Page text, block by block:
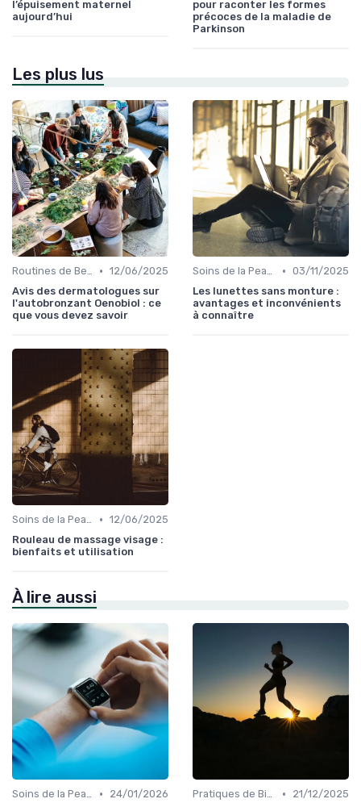
l’épuisement maternel
aujourd’hui
pour raconter les formes
précoces de la maladie de
Parkinson
Les plus lus
Routines de Beauté et Soins • 12/06/2025
Avis des dermatologues sur
l'autobronzant Oenobiol : ce
que vous devez savoir
Soins de la Peau Naturels • 03/11/2025
Les lunettes sans monture :
avantages et inconvénients
à connaître
Soins de la Peau Naturels • 12/06/2025
Rouleau de massage visage :
bienfaits et utilisation
À lire aussi
Soins de la Peau Naturels •
24/01/2026
Pratiques de Bien-être Anciennes •
21/12/2025